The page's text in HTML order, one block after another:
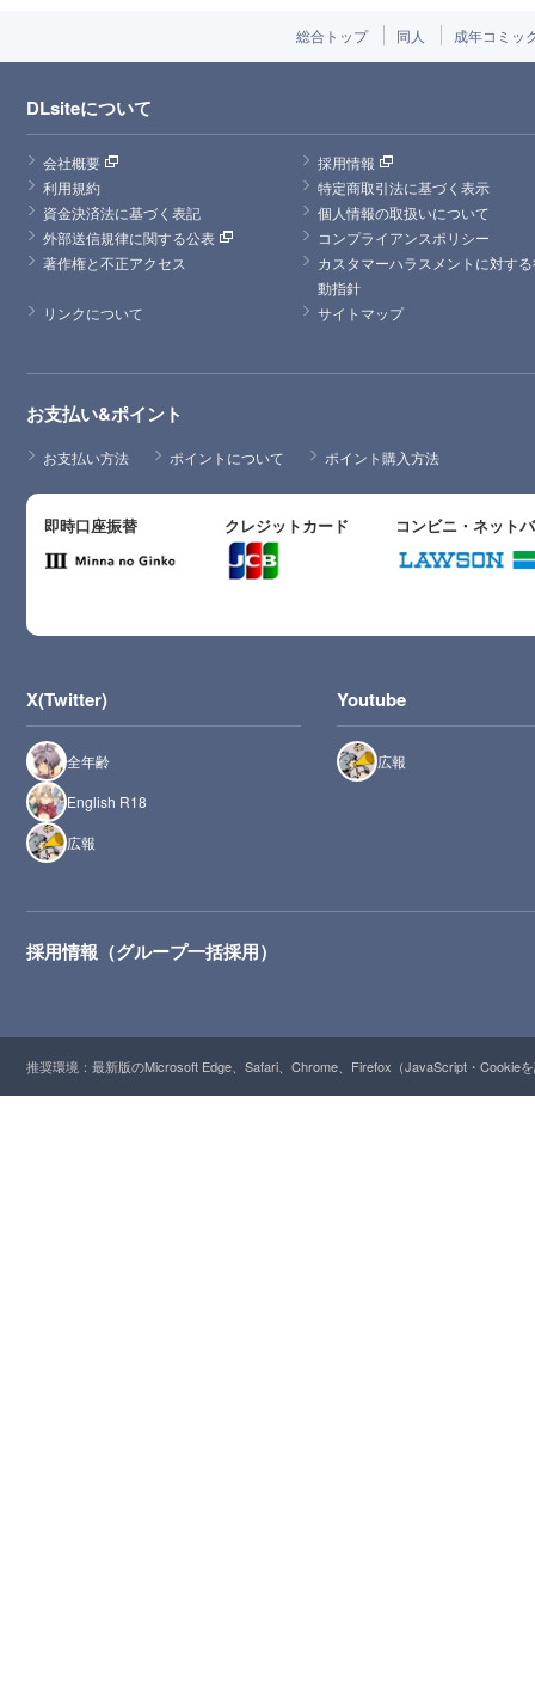
総合トップ 同人 成年コミッ
DLsiteについて
会社概要
採用情報
利用規約
特定商取引法に基づく表示
資金決済法に基づく表記
個人情報の取扱いについて
外部送信規律に関する公表
コンプライアンスポリシー
著作権と不正アクセス
カスタマーハラスメントに対す
動指針
リンクについて
サイトマップ
お支払い&ポイント
お支払い方法 ポイントについて ポイント購入方法
即時口座振替 クレジットカード コンビニ・ネット
X(Twitter)
全年齢
English R18
広報
Youtube
広報
採用情報（グループ一括採用）
推奨環境：最新版のMicrosoft Edge、Safari、Chrome、Firefox（JavaScript・Cookie